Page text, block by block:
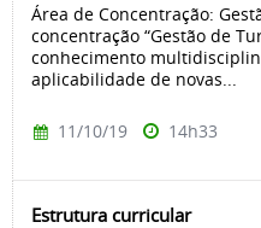
Área de Concentração:
concentração “Gestão de
conhecimento
aplicabilidade de novas...
11/10/19 14h33
Estrutura curricular